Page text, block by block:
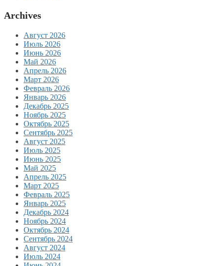
Archives
Август 2026
Июль 2026
Июнь 2026
Май 2026
Апрель 2026
Март 2026
Февраль 2026
Январь 2026
Декабрь 2025
Ноябрь 2025
Октябрь 2025
Сентябрь 2025
Август 2025
Июль 2025
Июнь 2025
Май 2025
Апрель 2025
Март 2025
Февраль 2025
Январь 2025
Декабрь 2024
Ноябрь 2024
Октябрь 2024
Сентябрь 2024
Август 2024
Июль 2024